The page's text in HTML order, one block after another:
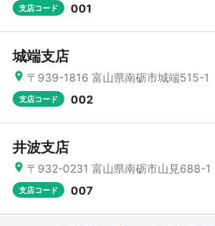
支店コード 001
城端支店
〒939-1816 富山県南砺市城端515-1
支店コード 002
井波支店
〒932-0231 富山県南砺市山見688-1
支店コード 007